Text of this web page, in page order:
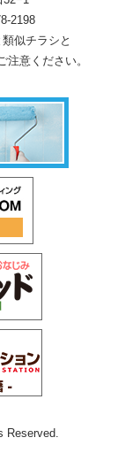
2198
似チラシと
意ください。
Reserved.